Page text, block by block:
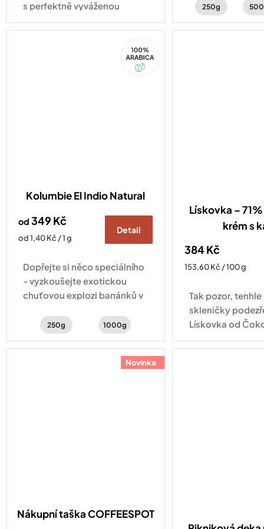
s perfektně vyváženou
chutí ořechů a čokolády.
Kompatibilní se všemi druhy
jasmínu.
250g
Arabica
Kolumbie El Indio Natural
od 349 Kč
Měrná
od 1,40 Kč / 1 g
Detail
Dopřejte si něco speciálního
- vyzkoušejte exotickou
chuťovou explozi banánků v
pomeranče a kakaa
250g 1000g
Lískovka –
krém s
384 Kč
Měrná
153,60 Kč / 100 g
Tak pozor, tenhle
skleničky
Lískovka od
JANEK obsahuje
vybraných
Novinka
Nákupní taška COFFEESPOT